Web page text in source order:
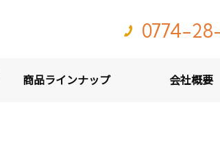
0774-
商品ラインナップ 会社概要